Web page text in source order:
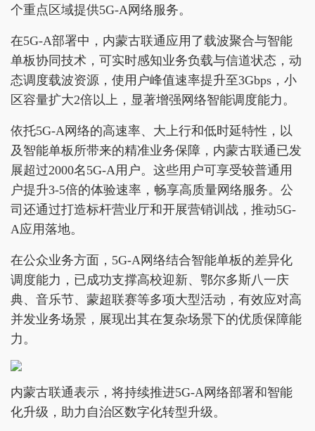
个重点区域提供5G-A网络服务。
在5G-A部署中，内蒙古联通应用了载波聚合与智能
单板协同技术，可实时感知业务负载与信道状态，动
态调度载波资源，使用户峰值速率提升至3Gbps，小
区容量扩大2倍以上，显著增强网络智能调度能力。
依托5G-A网络的高速率、大上行和低时延特性，以
及智能单板所带来的精准业务保障，内蒙古联通已发
展超过2000名5G-A用户。这些用户可享受较普通用
户提升3-5倍的体验速率，畅享高质量网络服务。公
司还通过打造标杆营业厅和开展营销训战，推动5G-
A应用落地。
在公众业务方面，5G-A网络结合智能单板的差异化
调度能力，已成功支撑高校迎新、鄂尔多斯八一庆
典、音乐节、蒙超联赛等多项大型活动，有效应对高
并发业务场景，展现出其在复杂场景下的优质保障能
力。
内蒙古联通表示，将持续推进5G-A网络部署和智能
化升级，助力自治区数字化转型升级。